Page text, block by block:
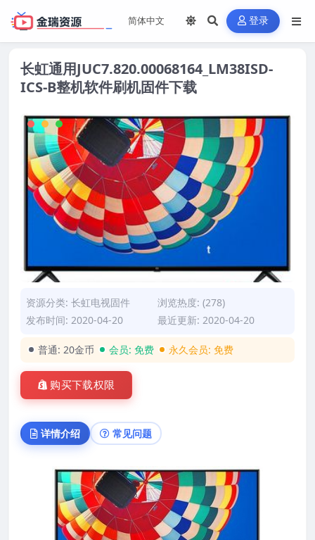
登录
长虹通用JUC7.820.00068164_LM38ISD-
ICS-B整机软件刷机固件下载
资源分类: 长虹电视固件
浏览热度: (278)
发布时间: 2020-04-20
最近更新: 2020-04-20
普通: 20金币 会员: 免费 永久会员: 免费
购买下载权限
详情介绍 常见问题